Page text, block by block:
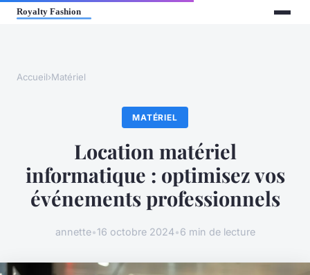
Accueil›Matériel
MATÉRIEL
Location matériel
informatique : optimisez vos
événements professionnels
annette•16 octobre 2024•6 min de lecture